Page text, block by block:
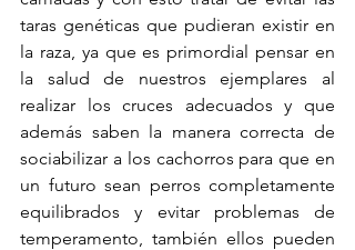
taras genéticas que pudieran existir en
la raza, ya que es primordial pensar en
la salud de nuestros ejemplares al
realizar los cruces adecuados y que
además saben la manera correcta de
sociabilizar a los cachorros para que en
un futuro sean perros completamente
equilibrados y evitar problemas de
temperamento, también ellos pueden